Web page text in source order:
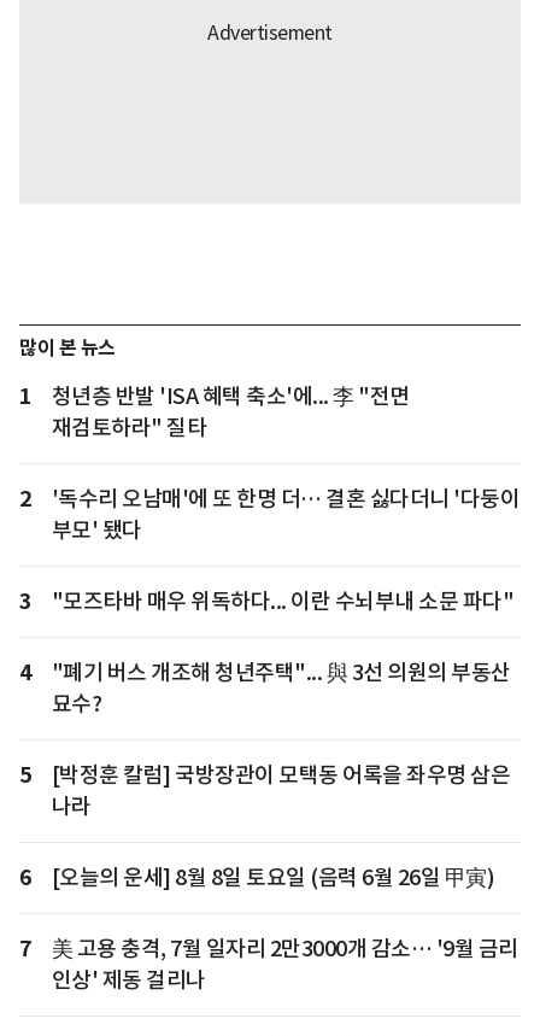
많이 본 뉴스
1
청년층 반발 'ISA 혜택 축소'에... 李 "전면
재검토하라" 질타
2
'독수리 오남매'에 또 한명 더… 결혼 싫다더니 '다둥이
부모' 됐다
3 "모즈타바 매우 위독하다... 이란 수뇌부내 소문 파다"
4
"폐기 버스 개조해 청년주택"... 與 3선 의원의 부동산
묘수?
5
[박정훈 칼럼] 국방장관이 모택동 어록을 좌우명 삼은
나라
6 [오늘의 운세] 8월 8일 토요일 (음력 6월 26일 甲寅)
7
美 고용 충격, 7월 일자리 2만3000개 감소… '9월 금리
인상' 제동 걸리나